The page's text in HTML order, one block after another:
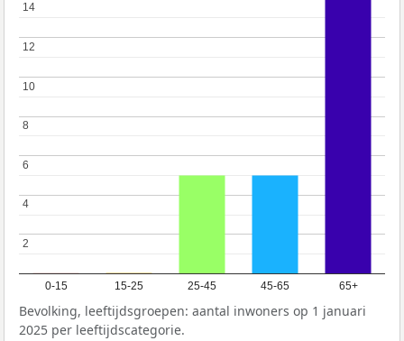
0-15 15-25 25-45 45-65 65+
2
2
4
4
6
6
8
8
10
10
12
12
14
14
Bevolking, leeftijdsgroepen: aantal inwoners op 1 januari
2025 per leeftijdscategorie.